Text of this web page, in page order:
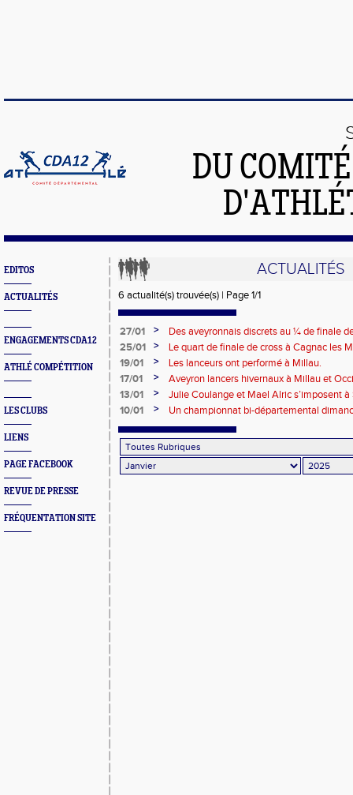
DU
EDITOS
ACTUALITÉS
ENGAGEMENTS CDA12
ATHLÉ COMPÉTITION
LES CLUBS
LIENS
PAGE FACEBOOK
REVUE DE PRESSE
FRÉQUENTATION SITE
ACTUALITÉS
6 actualité(s) trouvée(s) | Page 1/1
27/01 >
Des aveyronnais discrets au ¼ de finale
25/01
>
Le quart de finale de cross à Cagnac les
Tarbes
19/01 >
Les lanceurs ont performé à Millau.
17/01
>
Aveyron lancers hivernaux à Millau et
Bompas
13/01 >
Julie Coulange et Mael Alric s’imposent à
10/01
>
Un championnat bi-départemental